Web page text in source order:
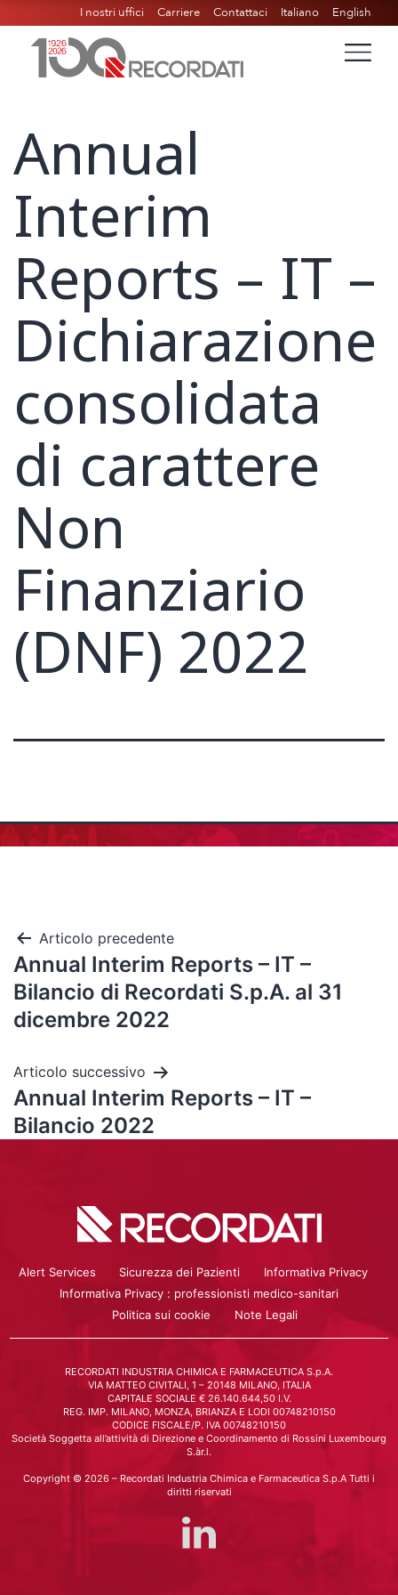
I nostri uffici Carriere Contattaci Italiano English
Annual
Interim
Reports – IT –
Dichiarazione
consolidata
di carattere
Non
Finanziario
(DNF) 2022
Articolo precedente
Annual Interim Reports – IT –
Bilancio di Recordati S.p.A. al 31
dicembre 2022
Articolo successivo
Annual Interim Reports – IT –
Bilancio 2022
Alert Services Sicurezza dei Pazienti
Informativa Privacy
Informativa Privacy : professionisti medico-sanitari
Politica sui cookie
Note Legali
RECORDATI INDUSTRIA CHIMICA E FARMACEUTICA S.p.A.
VIA MATTEO CIVITALI, 1 – 20148 MILANO, ITALIA
CAPITALE SOCIALE € 26.140.644,50 I.V.
REG. IMP. MILANO, MONZA, BRIANZA E LODI 00748210150
CODICE FISCALE/P. IVA 00748210150
Società Soggetta all’attività di Direzione e Coordinamento di Rossini Luxembourg
S.àr.l.
Copyright © 2026 – Recordati Industria Chimica e Farmaceutica S.p.A Tutti i
diritti riservati